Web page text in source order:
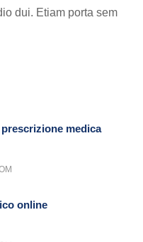
dui. Etiam porta sem
medica
online